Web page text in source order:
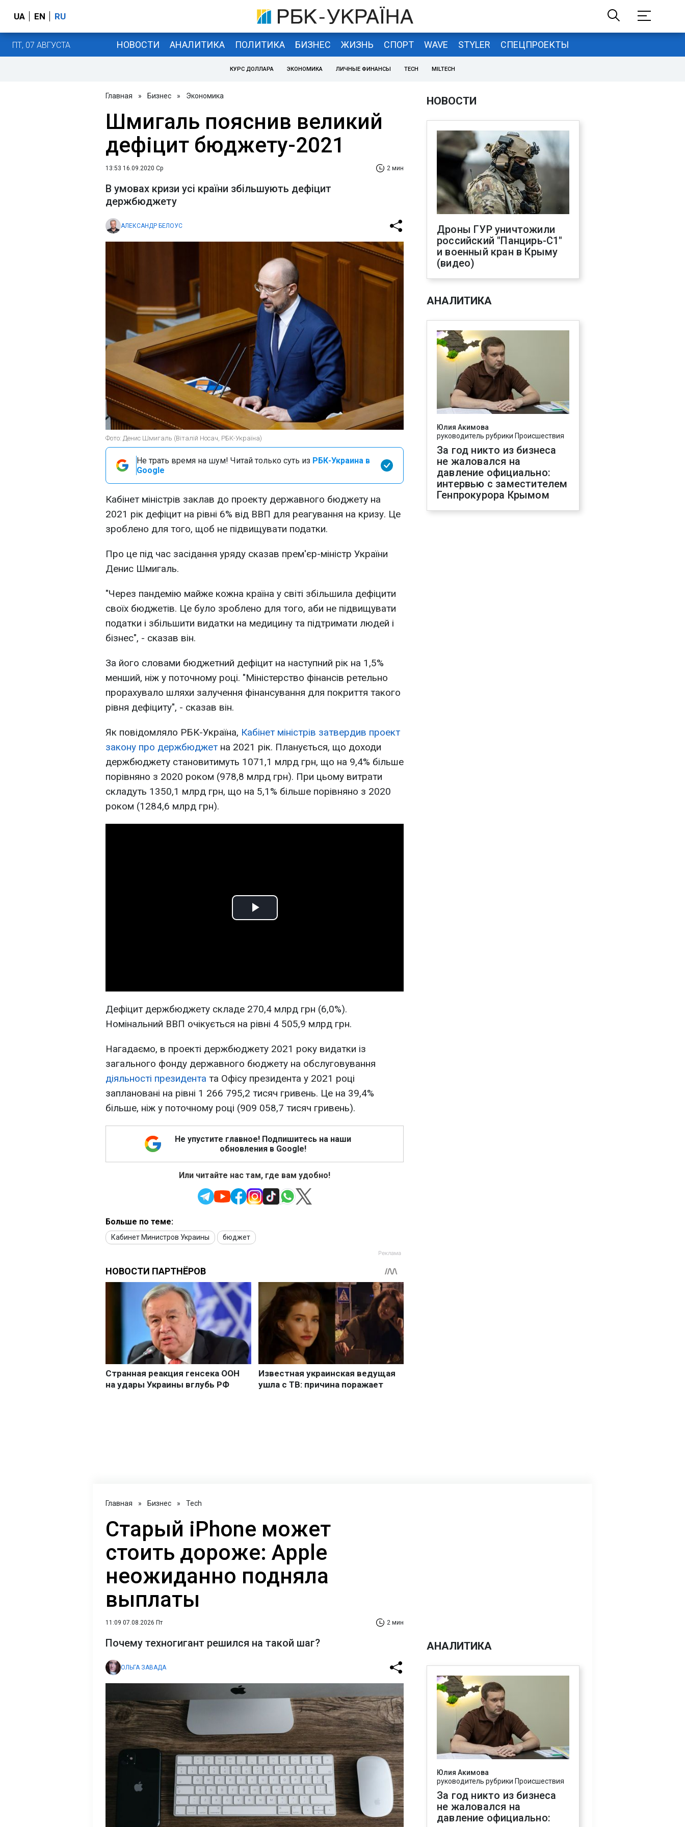
UA EN RU
ПТ, 07 АВГУСТА НОВОСТИ АНАЛИТИКА ПОЛИТИКА БИЗНЕС ЖИЗНЬ СПОРТ WAVE STYLER СПЕЦПРОЕКТЫ
КУРС ДОЛЛАРА ЭКОНОМИКА ЛИЧНЫЕ ФИНАНСЫ TECH MILTECH
Главная » Бизнес » Экономика
Шмигаль пояснив великий
дефіцит бюджету-2021
13:53 16.09.2020 Ср 2 мин
В умовах кризи усі країни збільшують дефіцит
держбюджету
АЛЕКСАНДР БЕЛОУС
Фото: Денис Шмигаль (Віталій Носач, РБК-Україна)
Не трать время на шум! Читай только суть из РБК-Украина в
Google
Кабінет міністрів заклав до проекту державного бюджету на
2021 рік дефіцит на рівні 6% від ВВП для реагування на кризу. Це
зроблено для того, щоб не підвищувати податки.
Про це під час засідання уряду сказав прем'єр-міністр України
Денис Шмигаль.
"Через пандемію майже кожна країна у світі збільшила дефіцити
своїх бюджетів. Це було зроблено для того, аби не підвищувати
податки і збільшити видатки на медицину та підтримати людей і
бізнес", - сказав він.
За його словами бюджетний дефіцит на наступний рік на 1,5%
менший, ніж у поточному році. "Міністерство фінансів ретельно
прорахувало шляхи залучення фінансування для покриття такого
рівня дефіциту", - сказав він.
Як повідомляло РБК-Україна, Кабінет міністрів затвердив проект
закону про держбюджет на 2021 рік. Планується, що доходи
держбюджету становитимуть 1071,1 млрд грн, що на 9,4% більше
порівняно з 2020 роком (978,8 млрд грн). При цьому витрати
складуть 1350,1 млрд грн, що на 5,1% більше порівняно з 2020
роком (1284,6 млрд грн).
Play
Дефіцит держбюджету складе 270,4 млрд грн (6,0%).
Номінальний ВВП очікується на рівні 4 505,9 млрд грн.
Нагадаємо, в проекті держбюджету 2021 року видатки із
загального фонду державного бюджету на обслуговування
діяльності президента та Офісу президента у 2021 році
заплановані на рівні 1 266 795,2 тисяч гривень. Це на 39,4%
більше, ніж у поточному році (909 058,7 тисяч гривень).
Не упустите главное! Подпишитесь на наши
обновления в Google!
Или читайте нас там, где вам удобно!
Больше по теме:
Кабинет Министров Украины бюджет
НОВОСТИ
Дроны ГУР уничтожили
российский "Панцирь-С1"
и военный кран в Крыму
(видео)
АНАЛИТИКА
Юлия Акимова
руководитель рубрики Происшествия
За год никто из бизнеса
не жаловался на
давление официально:
интервью с заместителем
Генпрокурора Крымом
Главная » Бизнес » Tech
Старый iPhone может
стоить дороже: Apple
неожиданно подняла
выплаты
11:09 07.08.2026 Пт 2 мин
Почему техногигант решился на такой шаг?
ОЛЬГА ЗАВАДА
АНАЛИТИКА
Юлия Акимова
руководитель рубрики Происшествия
За год никто из бизнеса
не жаловался на
давление официально: